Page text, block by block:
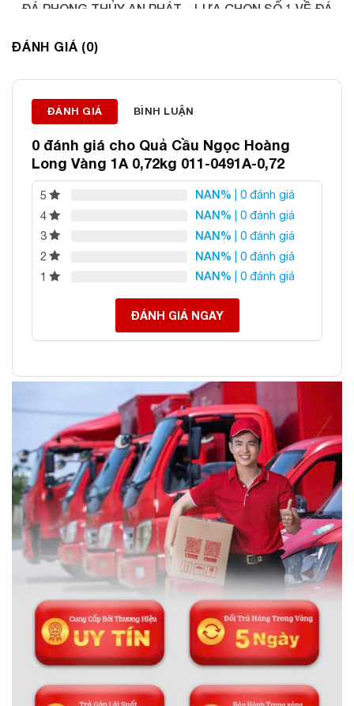
ĐÁ PHONG THỦY AN PHÁT – LỰA CHỌN SỐ 1 VỀ ĐÁ
Địa chỉ: 60/69 Bùi Huy Bích, Hoàng Mai, Hà Nội
ĐÁNH GIÁ (0)
ĐÁNH GIÁ BÌNH LUẬN
0 đánh giá cho Quả Cầu Ngọc Hoàng
Long Vàng 1A 0,72kg 011-0491A-0,72
5 NAN% | 0 đánh giá
4
NAN% | 0 đánh giá
3
NAN% | 0 đánh giá
2
NAN% | 0 đánh giá
1
NAN% | 0 đánh giá
ĐÁNH GIÁ NGAY